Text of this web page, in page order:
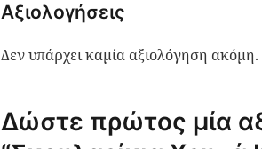
Αξιολογήσεις
Δεν υπάρχει καμία αξιολόγηση ακόμη.
Δώστε πρώτος μία